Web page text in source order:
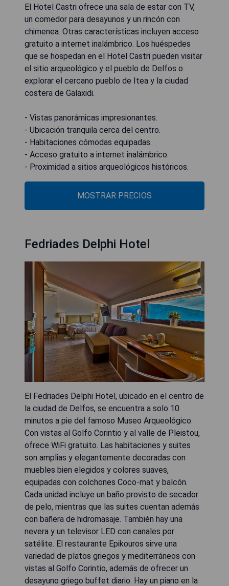
El Hotel Castri ofrece una sala de estar con TV,
un comedor para desayunos y un rincón con
chimenea. Otras características incluyen acceso
gratuito a internet inalámbrico. Los huéspedes
que se hospedan en el Hotel Castri pueden visitar
el sitio arqueológico y el pueblo de Delfos o
explorar el cercano pueblo de Itea y la ciudad
costera de Galaxidi.
- Vistas panorámicas impresionantes.
- Ubicación tranquila cerca del centro.
- Habitaciones cómodas equipadas.
- Acceso gratuito a internet inalámbrico.
- Proximidad a sitios arqueológicos históricos.
MOSTRAR PRECIOS
Fedriades Delphi Hotel
El Fedriades Delphi Hotel, ubicado en el centro de
la ciudad de Delfos, se encuentra a solo 10
minutos a pie del famoso Museo Arqueológico.
Con vistas al Golfo Corintio y al valle de Pleistou,
ofrece WiFi gratuito. Las habitaciones y suites
son amplias y elegantemente decoradas con
muebles bien elegidos y colores suaves,
equipadas con colchones Coco-mat y balcón.
Cada unidad incluye un baño provisto de secador
de pelo, mientras que las suites cuentan además
con bañera de hidromasaje. También hay una
nevera y un televisor LED con canales por
satélite. El restaurante Epikouros sirve una
variedad de platos griegos y mediterráneos con
vistas al Golfo Corintio, además de ofrecer un
desayuno griego buffet diario. Hay un piano en la